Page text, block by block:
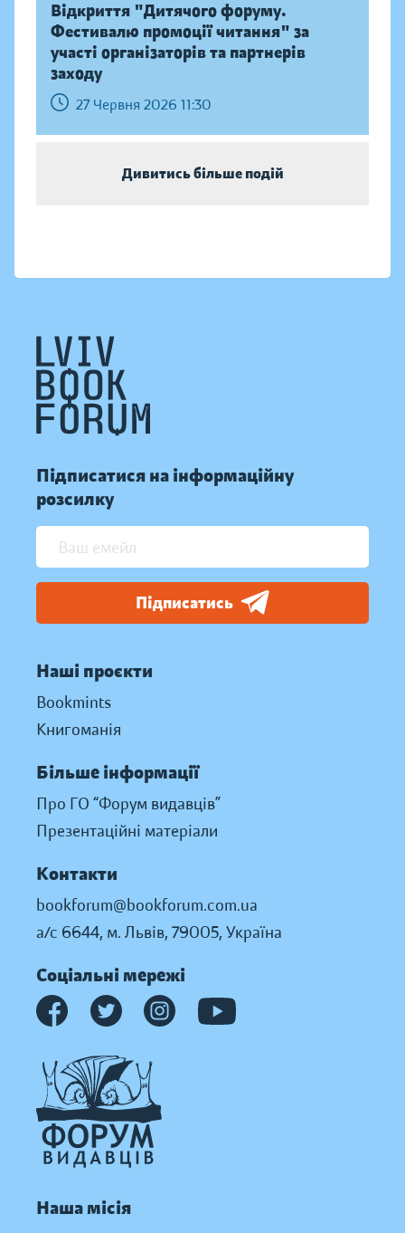
Відкриття "Дитячого форуму.
Фестивалю промоції читання" за
участі організаторів та партнерів
заходу
27 Червня 2026 11:30
Дивитись більше подій
Підписатися на інформаційну
розсилку
Підписатись
Наші проєкти
Bookmints
Книгоманія
Більше інформації
Про ГО “Форум видавців”
Презентаційні матеріали
Контакти
bookforum@bookforum.com.ua
а/с 6644, м. Львів, 79005, Україна
Соціальні мережі
Наша місія